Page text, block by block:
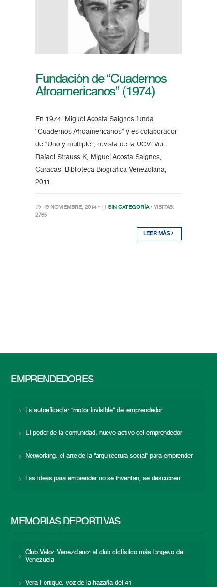
Fundación de “Cuadernos
Afroamericanos” (1974)
En 1974, Miguel Acosta Saignes funda
“Cuadernos Afroamericanos” y es colaborador
de “Uno y múltiple”, revista de la UCV. Ver:
Rafael Strauss K, Miguel Acosta Saignes,
Caracas, Biblioteca Biográfica Venezolana,
2011.
19 NOVIEMBRE, 2014 • SIN CATEGORÍA • VISITAS:
2765
LEER MÁS
EMPRENDEDORES
La autoeficacia: “motor invisible” del emprendedor
El poder de la comunidad: nuevo activo del emprendedor
Networking: el arte de la “arquitectura social” para emprender
Las ideas para emprender no se inventan, se descubren
MEMORIAS DEPORTIVAS
Club Veloz Venezolano: el club ciclístico más longevo de
Venezuela
Vera Fortique: voz de la hazaña del 41